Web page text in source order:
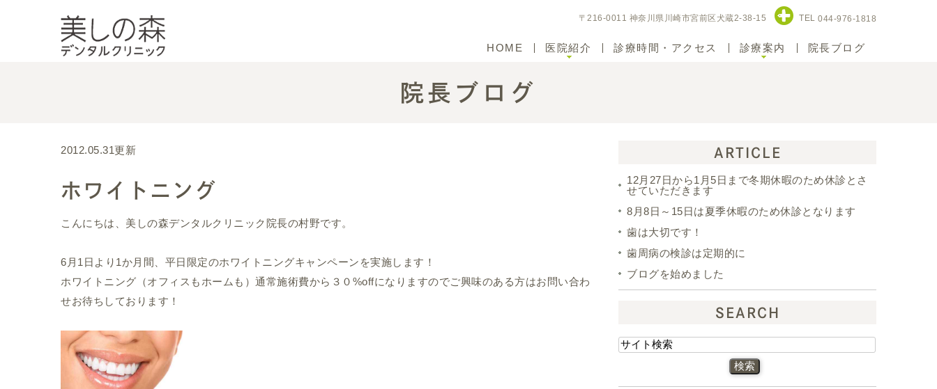
〒216-0011 神奈川県川崎市宮前区犬蔵2-38-15 TEL 044-976-1818
HOME 医院紹介 診療時間・アクセス 診療案内 院長ブログ
院長ブログ
2012.05.31更新
ホワイトニング
こんにちは、美しの森デンタルクリニック院長の村野です。
6月1日より1か月間、平日限定のホワイトニングキャンペーンを実施します！
ホワイトニング（オフィスもホームも）通常施術費から３０%offになりますのでご興味のある方はお問い合わ
せお待ちしております！
ARTICLE
12月27日から1月5日まで冬期休暇のため休診とさ
せていただきます
8月8日～15日は夏季休暇のため休診となります
歯は大切です！
歯周病の検診は定期的に
ブログを始めました
SEARCH